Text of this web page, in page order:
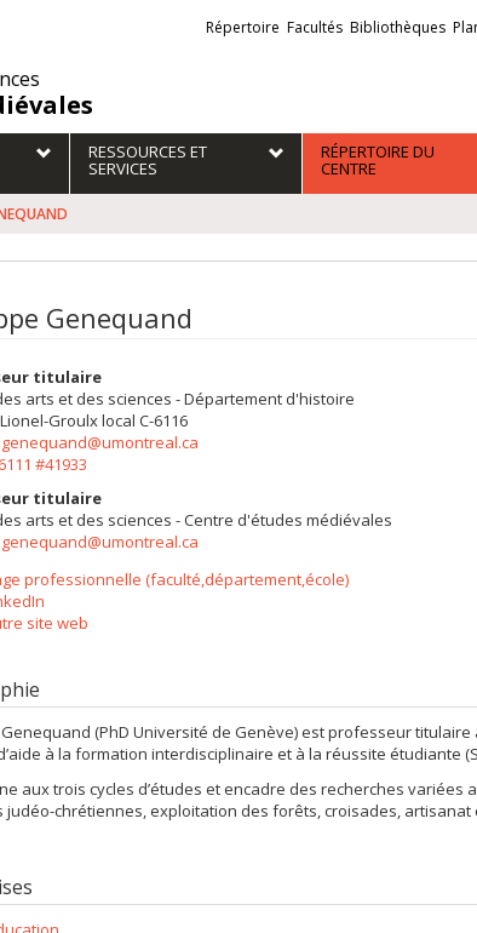
Liens
externes
Répertoire Facultés Bibliothèques
RESSOURCES ET
SERVICES
RÉPERTOIRE DU
CENTRE
Genequand
titulaire
arts et des sciences - Département d'histoire
Groulxlocal C-6116
#41933
titulaire
arts et des sciences - Centre d'études médiévales
professionnelle (faculté,département,école)
site web
(PhD Université de Genève) est professeur
à la formation interdisciplinaire et à la réussite étudiante
aux trois cycles d’études et encadre des recherches
judéo-chrétiennes, exploitation des forêts, croisades, artisanat